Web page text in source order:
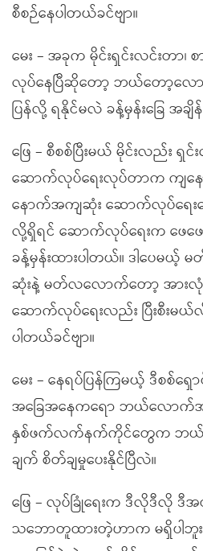
စီစဉ်နေပါတယ်ခင်ဗျာ။
မေး – အခုက မိုင်းရှင်းလင်းတာ၊
လုပ်နေပြီဆိုတော့ ဘယ်တော့လေ
ပြန်လို့ ရနိုင်မလဲ ခန့်မှန်းခြေ အခ
ဖြေ – စီစစ်ပြီးမယ် မိုင်းလည်း ရှ
ဆောက်လုပ်ရေးလုပ်တာက ကျန
နောက်အကျဆုံး ဆောက်လုပ်ရေးတွ
လို့ရှိရင် ဆောက်လုပ်ရေးက ဖေဖေ
ခန့်မှန်းထားပါတယ်။ ဒါပေမ
ဆုံးနဲ့ မတ်လလောက်တော့ အားလုံ
ဆောက်လုပ်ရေးလည်း ပြီးစီးမယ်
ပါတယ်ခင်ဗျာ။
မေး – နေရပ်ပြန်ကြမယ့် ဒီစစ်
အခြေအနေကရော ဘယ်လောက်အ
နှစ်ဖက်လက်နက်ကိုင်တွေက ဘ
ချက် စိတ်ချမှုပေးနိုင်ပြီလဲ။
ဖြေ – လုပ်ခြုံရေးက ဒီလိုဒီလို ဒီ
သဘောတူထားတဲ့ဟာက မရှိပါဘူ